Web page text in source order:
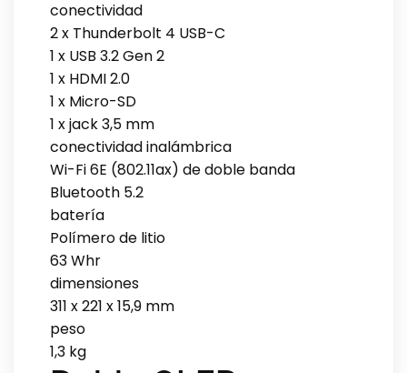
conectividad
2 x Thunderbolt 4 USB-C
1 x USB 3.2 Gen 2
1 x HDMI 2.0
1 x Micro-SD
1 x jack 3,5 mm
conectividad inalámbrica
Wi-Fi 6E (802.11ax) de doble banda
Bluetooth 5.2
batería
Polímero de litio
63 Whr
dimensiones
311 x 221 x 15,9 mm
peso
1,3 kg